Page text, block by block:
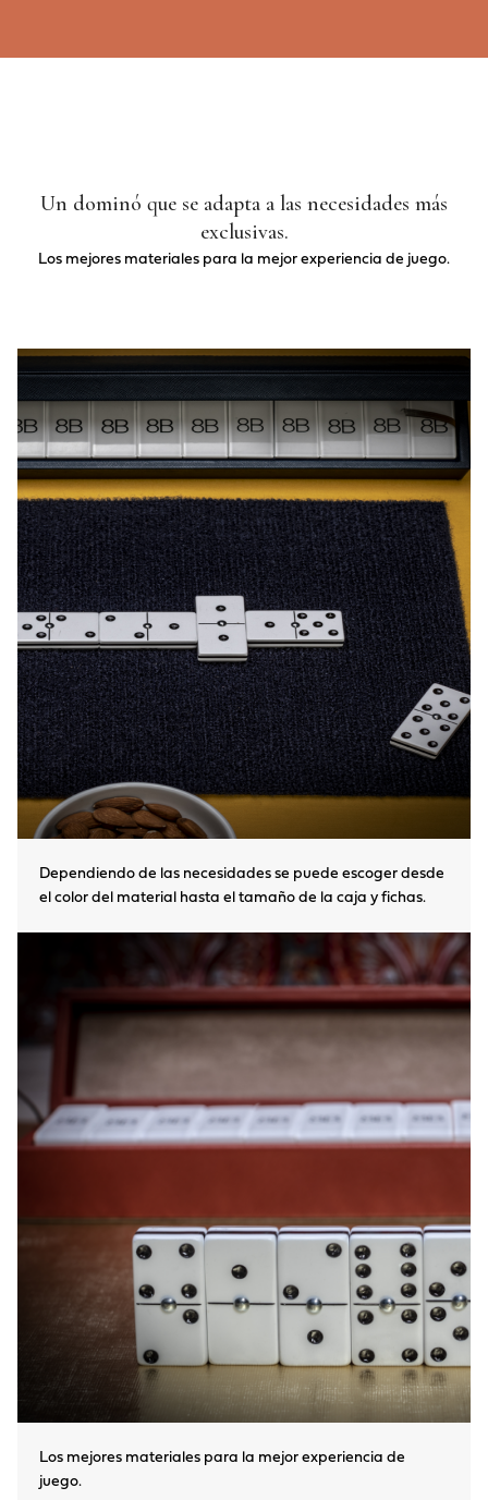
Un dominó que se adapta a las necesidades más
exclusivas.
Los mejores materiales para la mejor experiencia de juego.
Dependiendo de las necesidades se puede escoger desde
el color del material hasta el tamaño de la caja y fichas.
Los mejores materiales para la mejor experiencia de
juego.